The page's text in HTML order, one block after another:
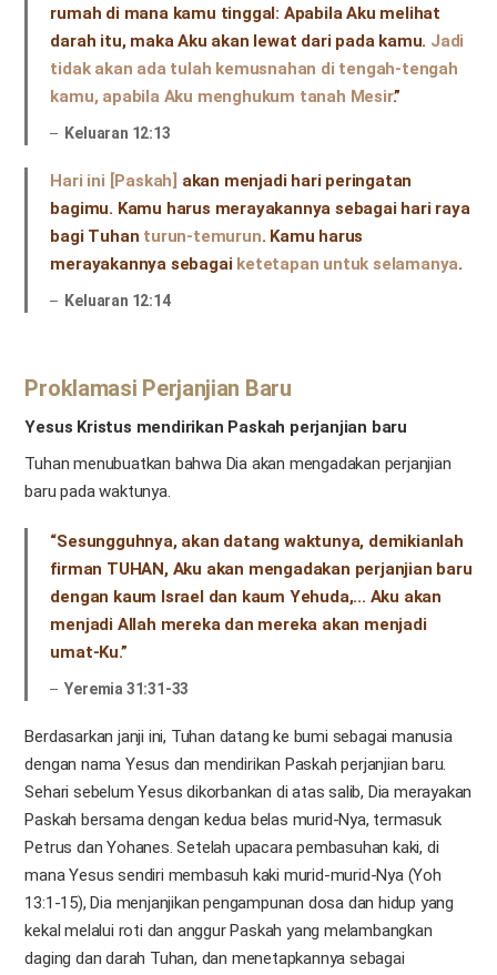
rumah di mana kamu tinggal: Apabila Aku melihat
darah itu, maka Aku akan lewat dari pada kamu. Jadi
tidak akan ada tulah kemusnahan di tengah-tengah
kamu, apabila Aku menghukum tanah Mesir.”
Keluaran 12:13
Hari ini [Paskah] akan menjadi hari peringatan
bagimu. Kamu harus merayakannya sebagai hari raya
bagi Tuhan turun-temurun. Kamu harus
merayakannya sebagai ketetapan untuk selamanya.
Keluaran 12:14
Proklamasi Perjanjian Baru
Yesus Kristus mendirikan Paskah perjanjian baru
Tuhan menubuatkan bahwa Dia akan mengadakan perjanjian
baru pada waktunya.
“Sesungguhnya, akan datang waktunya, demikianlah
firman TUHAN, Aku akan mengadakan perjanjian baru
dengan kaum Israel dan kaum Yehuda,... Aku akan
menjadi Allah mereka dan mereka akan menjadi
umat-Ku.”
Yeremia 31:31-33
Berdasarkan janji ini, Tuhan datang ke bumi sebagai manusia
dengan nama Yesus dan mendirikan Paskah perjanjian baru.
Sehari sebelum Yesus dikorbankan di atas salib, Dia merayakan
Paskah bersama dengan kedua belas murid-Nya, termasuk
Petrus dan Yohanes. Setelah upacara pembasuhan kaki, di
mana Yesus sendiri membasuh kaki murid-murid-Nya (Yoh
13:1-15), Dia menjanjikan pengampunan dosa dan hidup yang
kekal melalui roti dan anggur Paskah yang melambangkan
daging dan darah Tuhan, dan menetapkannya sebagai